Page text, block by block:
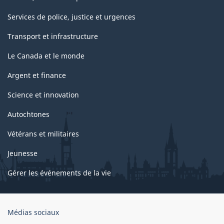
Services de police, justice et urgences
Transport et infrastructure
Le Canada et le monde
Argent et finance
Science et innovation
Autochtones
Vétérans et militaires
Jeunesse
Gérer les événements de la vie
Organisation
Médias sociaux